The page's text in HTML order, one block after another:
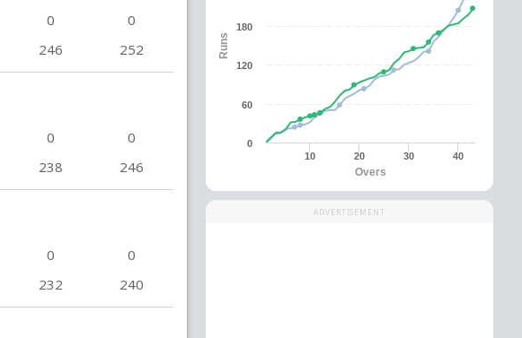
0
0
246 252
0
0
238 246
0
0
232 240
Overs
Runs
10 20 30 40
0
60
120
180
ADVERTISEMENT